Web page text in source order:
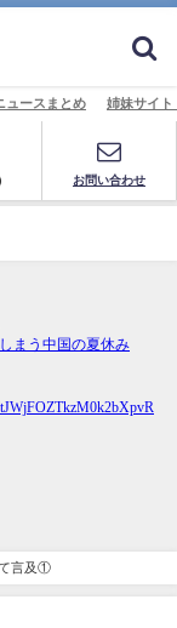
ュースまとめ 姉妹サイ
お問い合わせ
言及①